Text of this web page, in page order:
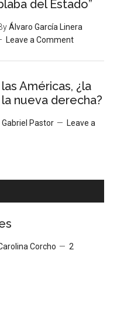
del Estado”
Álvaro García Linera
Leave a Comment
Américas, ¿la
nueva derecha?
Gabriel Pastor
Leave a
Corcho
2